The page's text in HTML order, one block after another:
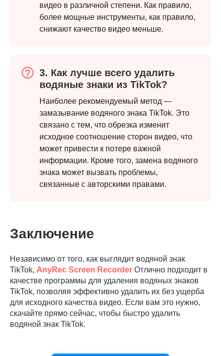
видео в различной степени. Как правило,
более мощные инструменты, как правило,
снижают качество видео меньше.
3. Как лучше всего удалить
водяные знаки из TikTok?
Наиболее рекомендуемый метод —
замазывание водяного знака TikTok. Это
связано с тем, что обрезка изменит
исходное соотношение сторон видео, что
может привести к потере важной
информации. Кроме того, замена водяного
знака может вызвать проблемы,
связанные с авторскими правами.
Заключение
Независимо от того, как выглядит водяной знак
TikTok, AnyRec Screen Recorder Отлично подходит в
качестве программы для удаления водяных знаков
TikTok, позволяя эффективно удалить их без ущерба
для исходного качества видео. Если вам это нужно,
скачайте прямо сейчас, чтобы быстро удалить
водяной знак TikTok.